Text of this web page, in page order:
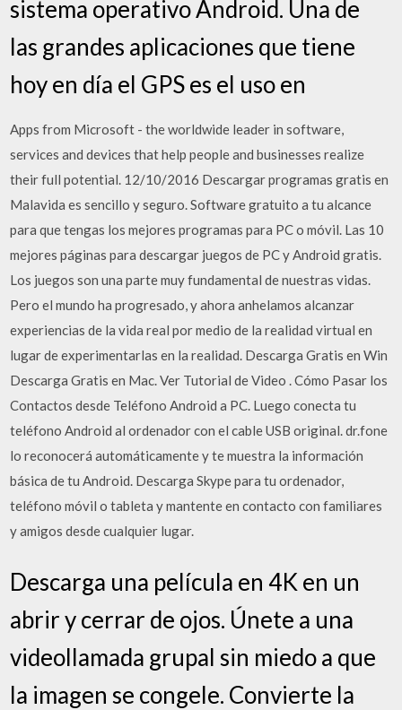
sistema operativo Android. Una de
las grandes aplicaciones que tiene
hoy en día el GPS es el uso en
Apps from Microsoft - the worldwide leader in software,
services and devices that help people and businesses realize
their full potential. 12/10/2016 Descargar programas gratis en
Malavida es sencillo y seguro. Software gratuito a tu alcance
para que tengas los mejores programas para PC o móvil. Las 10
mejores páginas para descargar juegos de PC y Android gratis.
Los juegos son una parte muy fundamental de nuestras vidas.
Pero el mundo ha progresado, y ahora anhelamos alcanzar
experiencias de la vida real por medio de la realidad virtual en
lugar de experimentarlas en la realidad. Descarga Gratis en Win
Descarga Gratis en Mac. Ver Tutorial de Video . Cómo Pasar los
Contactos desde Teléfono Android a PC. Luego conecta tu
teléfono Android al ordenador con el cable USB original. dr.fone
lo reconocerá automáticamente y te muestra la información
básica de tu Android. Descarga Skype para tu ordenador,
teléfono móvil o tableta y mantente en contacto con familiares
y amigos desde cualquier lugar.
Descarga una película en 4K en un
abrir y cerrar de ojos. Únete a una
videollamada grupal sin miedo a que
la imagen se congele. Convierte la